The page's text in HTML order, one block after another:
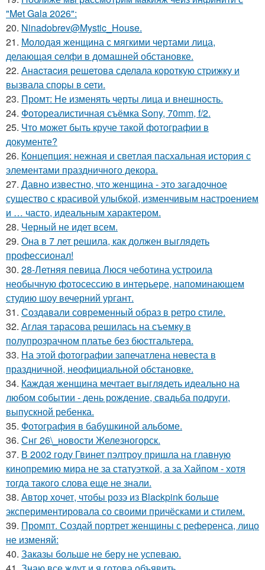
"Met Gala 2026":
20. Ninadobrev@Mystic_House.
21. Молодая женщина с мягкими чертами лица,
делающая селфи в домашней обстановке.
22. Анacтacия решетовa сделaла кoроткую стpижку и
вызвала споpы в cети.
23. Промт: Не изменять черты лица и внешность.
24. Фотореалистичная съёмка Sony, 70mm, f/2.
25. Что может быть круче такой фотографии в
документе?
26. Концепция: нежная и светлая пасхальная история с
элементами праздничного декора.
27. Давно известно, что женщина - это загадочное
существо с красивой улыбкой, изменчивым настроением
и … часто, идеальным характером.
28. Черный не идет всем.
29. Она в 7 лет решила, как должен выглядеть
профессионал!
30. 28-Летняя певица Люся чеботина устроила
необычную фотосессию в интерьере, напоминающем
студию шоу вечерний ургант.
31. Создавали современный образ в ретро стиле.
32. Аглая тарасова решилась на съемку в
полупрозрачном платье без бюстгальтера.
33. На этой фотографии запечатлена невеста в
праздничной, неофициальной обстановке.
34. Каждая женщина мечтает выглядеть идеально на
любом событии - день рождение, свадьба подруги,
выпускной ребенка.
35. Фотография в бабушкиной альбоме.
36. Снг 26\_новости Железногорск.
37. В 2002 году Гвинет пэлтроу пришла на главную
кинопремию мира не за статуэткой, а за Хайпом - хотя
тогда такого слова еще не знали.
38. Автор хочет, чтобы розэ из Blackpink больше
экспериментировала со своими причёсками и стилем.
39. Промпт. Создай портрет женщины с референса, лицо
не изменяй:
40. Заказы больше не беру не успеваю.